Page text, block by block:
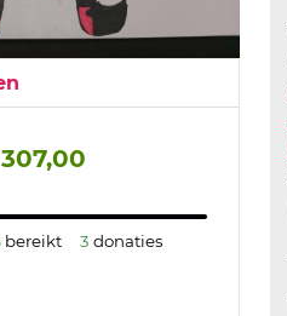
bereikt 3 donaties